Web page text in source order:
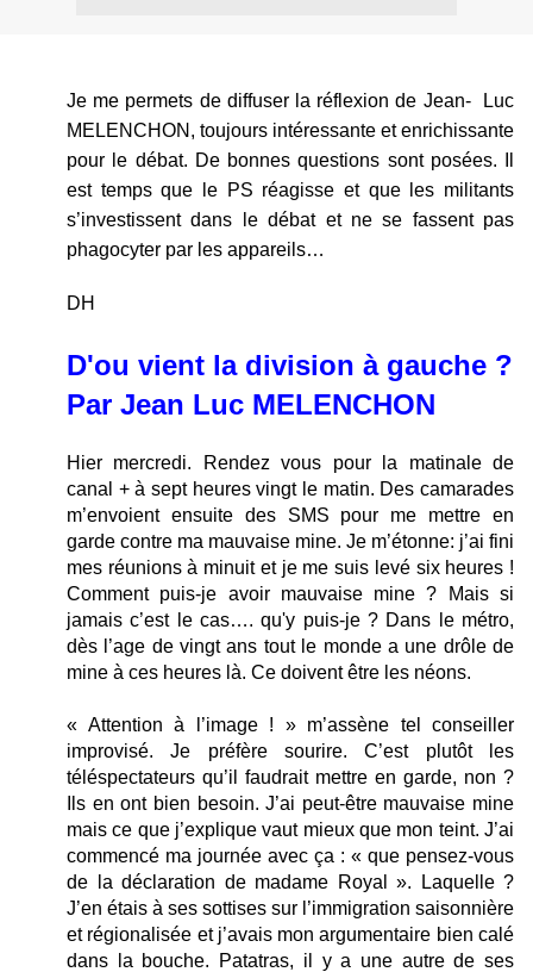
Je me permets de diffuser la réflexion de Jean- Luc
MELENCHON, toujours intéressante et enrichissante
pour le débat. De bonnes questions sont posées. Il
est temps que le PS réagisse et que les militants
s’investissent dans le débat et ne se fassent pas
phagocyter par les appareils…
DH
D'ou vient la division à gauche ?
Par Jean Luc MELENCHON
Hier mercredi. Rendez vous pour la matinale de
canal + à sept heures vingt le matin. Des camarades
m’envoient ensuite des SMS pour me mettre en
garde contre ma mauvaise mine. Je m’étonne: j’ai fini
mes réunions à minuit et je me suis levé six heures !
Comment puis-je avoir mauvaise mine ? Mais si
jamais c’est le cas…. qu'y puis-je ? Dans le métro,
dès l’age de vingt ans tout le monde a une drôle de
mine à ces heures là. Ce doivent être les néons.
« Attention à l’image ! » m’assène tel conseiller
improvisé. Je préfère sourire. C’est plutôt les
téléspectateurs qu’il faudrait mettre en garde, non ?
Ils en ont bien besoin. J’ai peut-être mauvaise mine
mais ce que j’explique vaut mieux que mon teint. J’ai
commencé ma journée avec ça : « que pensez-vous
de la déclaration de madame Royal ». Laquelle ?
J’en étais à ses sottises sur l’immigration saisonnière
et régionalisée et j’avais mon argumentaire bien calé
dans la bouche. Patatras, il y a une autre de ses